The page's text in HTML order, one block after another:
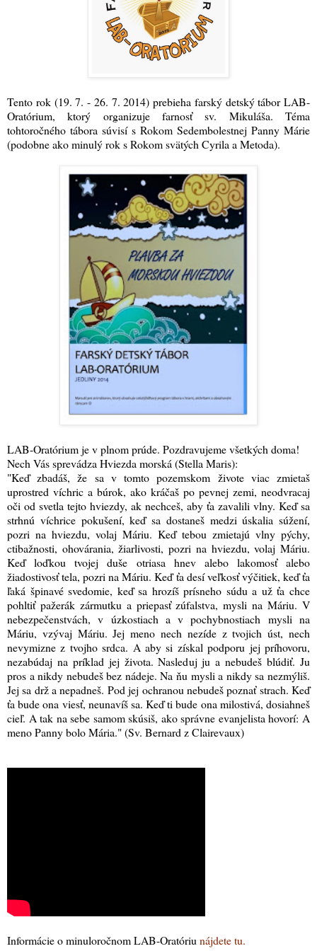
Tento rok (19. 7. - 26. 7. 2014) prebieha farský detský tábor LAB-
Oratórium, ktorý organizuje farnosť sv. Mikuláša. Téma
tohtoročného tábora súvisí s Rokom Sedembolestnej Panny Márie
(podobne ako minulý rok s Rokom svätých Cyrila a Metoda).
LAB-Oratórium je v plnom prúde. Pozdravujeme všetkých doma!
Nech Vás sprevádza Hviezda morská (Stella Maris):
"Keď zbadáš, že sa v tomto pozemskom živote viac zmietaš
uprostred víchric a búrok, ako kráčaš po pevnej zemi, neodvracaj
oči od svetla tejto hviezdy, ak nechceš, aby ťa zavalili vlny. Keď sa
strhnú víchrice pokušení, keď sa dostaneš medzi úskalia súžení,
pozri na hviezdu, volaj Máriu. Keď tebou zmietajú vlny pýchy,
ctibažnosti, ohovárania, žiarlivosti, pozri na hviezdu, volaj Máriu.
Keď loďkou tvojej duše otriasa hnev alebo lakomosť alebo
žiadostivosť tela, pozri na Máriu. Keď ťa desí veľkosť výčitiek, keď ťa
ľaká špinavé svedomie, keď sa hrozíš prísneho súdu a už ťa chce
pohltiť pažerák zármutku a priepasť zúfalstva, mysli na Máriu. V
nebezpečenstvách, v úzkostiach a v pochybnostiach mysli na
Máriu, vzývaj Máriu. Jej meno nech nezíde z tvojich úst, nech
nevymizne z tvojho srdca. A aby si získal podporu jej príhovoru,
nezabúdaj na príklad jej života. Nasleduj ju a nebudeš blúdiť. Ju
pros a nikdy nebudeš bez nádeje. Na ňu mysli a nikdy sa nezmýliš.
Jej sa drž a nepadneš. Pod jej ochranou nebudeš poznať strach. Keď
ťa bude ona viesť, neunavíš sa. Keď ti bude ona milostivá, dosiahneš
cieľ. A tak na sebe samom skúsiš, ako správne evanjelista hovorí: A
meno Panny bolo Mária." (Sv. Bernard z Clairevaux)
Informácie o minuloročnom LAB-Oratóriu nájdete tu.